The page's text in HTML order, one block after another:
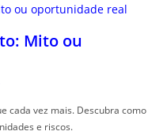
Mito ou
cada vez mais. Descubra como
e riscos.